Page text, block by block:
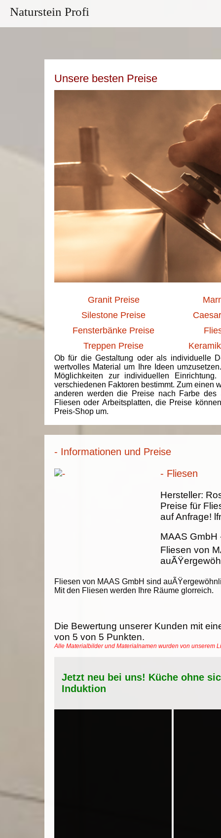
Naturstein Profi
Unsere besten Preise
Granit Preise
Silestone Preise
Fensterbänke Preise
Treppen Preise
Ob für die Gestaltung oder als individuelle
wertvolles Material um Ihre Ideen
Möglichkeiten zur individuellen
verschiedenen Faktoren bestimmt. Zum einen
anderen werden die Preise nach Farbe des
Fliesen oder Arbeitsplatten, die Preise
Preis-Shop um.
- Informationen und Preise
- Fliesen
Fliesen von MAAS GmbH sind
Mit den Fliesen werden Ihre Räume glorreich.
Hersteller:
Preise für
auf Anfrage!
MAAS GmbH
Fliesen von
Die Bewertung unserer Kunden mit
von 5 von 5 Punkten.
Alle Materialbilder und Materialnamen wurden von unserem
Jetzt neu bei uns! Küche ohne
Induktion